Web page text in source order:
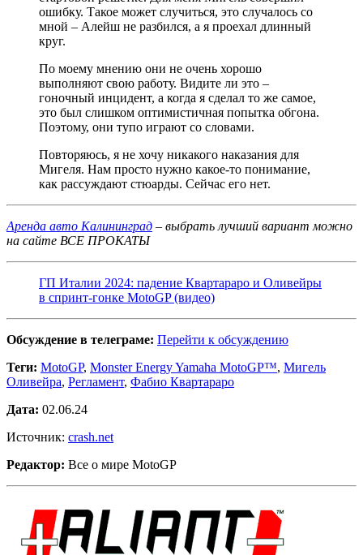
ошибку. Такое может случиться, это случалось со
мной – Алейш не разбился, а я проехал длинный
круг.
По моему мнению они не очень хорошо
выполняют свою работу. Видите ли это –
гоночный инцидент, а когда я сделал то же самое,
это был слишком оптимистичная попытка обгона.
Поэтому, они тупо играют со словами.
Повторяюсь, я не хочу никакого наказания для
Мигеля. Нам просто нужно какое-то понимание,
как рассуждают стюарды. Сейчас его нет.
Аренда авто Калининград – выбрать лучший вариант можно
на сайте ВСЕ ПРОКАТЫ
ГП Италии 2024: падение Квартараро и Оливейры
в спринт-гонке MotoGP (видео)
Обсуждение в телеграме: Перейти к обсуждению
Теги: MotoGP, Monster Energy Yamaha MotoGP™, Мигель
Оливейра, Регламент, Фабио Квартараро
Дата: 02.06.24
Источник: crash.net
Редактор: Все о мире MotoGP